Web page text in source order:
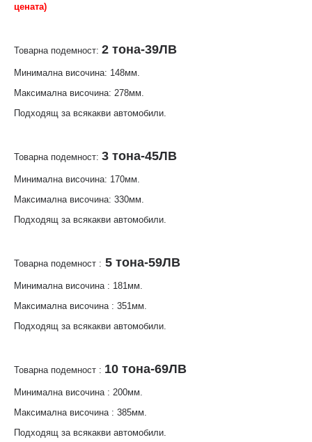
цената)
Товарна подемност: 2 тона-39ЛВ
Минимална височина: 148мм.
Максимална височина: 278мм.
Подходящ за всякакви автомобили.
Товарна подемност: 3 тона-45ЛВ
Минимална височина: 170мм.
Максимална височина: 330мм.
Подходящ за всякакви автомобили.
Товарна подемност : 5 тона-59ЛВ
Минимална височина : 181мм.
Максимална височина : 351мм.
Подходящ за всякакви автомобили.
Товарна подемност : 10 тона-69ЛВ
Минимална височина : 200мм.
Максимална височина : 385мм.
Подходящ за всякакви автомобили.